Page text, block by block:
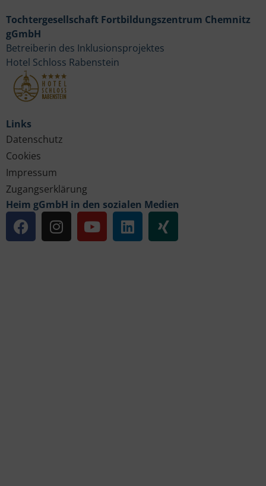
Links
Datenschutz
Cookies
Impressum
Zugangserklärung
Heim gGmbH in den sozialen Medien
Tochtergesellschaft Fortbildungszentrum Chemnitz
gGmbH
Betreiberin des Inklusionsprojektes
Hotel Schloss Rabenstein